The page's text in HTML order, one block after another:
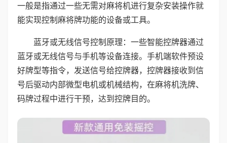
一般是指通过一些无需对麻将机进行复杂安装操作就
能实现控制麻将牌功能的设备或工具。
蓝牙或无线信号控制原理：一些智能控牌器通过
蓝牙或无线信号与手机等设备连接。手机端软件预设
好牌型等指令，发送信号给控牌器，控牌器接收到信
号后驱动内部微型电机或机械结构，在麻将机洗牌、
码牌过程中进行干预，达到控牌目的。